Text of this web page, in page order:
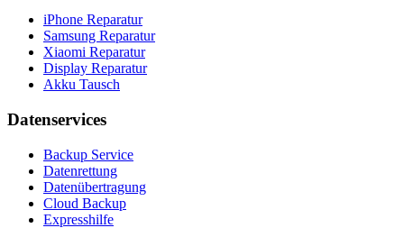
iPhone Reparatur
Samsung Reparatur
Xiaomi Reparatur
Display Reparatur
Akku Tausch
Datenservices
Backup Service
Datenrettung
Datenübertragung
Cloud Backup
Expresshilfe